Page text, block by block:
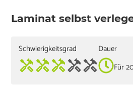
Laminat selbst
Schwierigkeitsgrad
Dauer
Für